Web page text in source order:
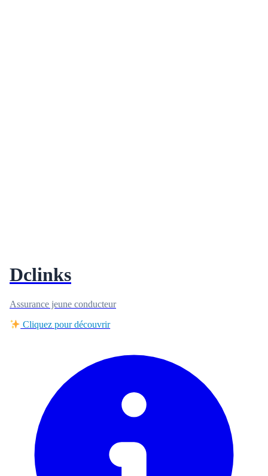
Dclinks
Assurance jeune conducteur
Cliquez pour découvrir